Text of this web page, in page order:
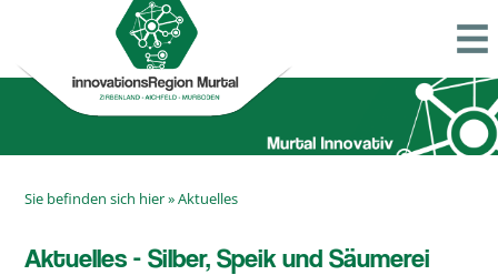
Sie befinden sich hier »Aktuelles
Aktuelles - Silber, Speik und Säumerei